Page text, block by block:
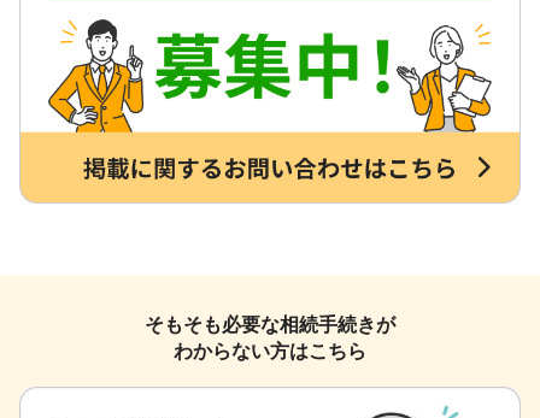
そもそも必要な相続手続きが
わからない方はこちら